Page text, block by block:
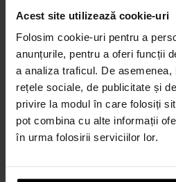
Acest site utilizează cookie-uri
Folosim cookie-uri pentru a
anunțurile, pentru a oferi funcții
a analiza traficul. De
rețele sociale, de publicitate și
privire la modul în care folosiți
pot combina cu alte informații
în urma folosirii serviciilor lor.